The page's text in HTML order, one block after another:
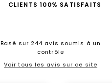
CLIENTS 100% SATISFAITS
Basé sur 244 avis soumis à un
contrôle
Voir tous les avis sur ce site